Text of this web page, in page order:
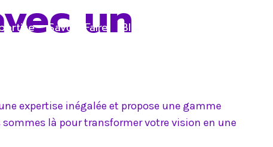
Savoir-Faire Blog
un
expertise inégalée et propose une gamme
là pour transformer votre vision en une